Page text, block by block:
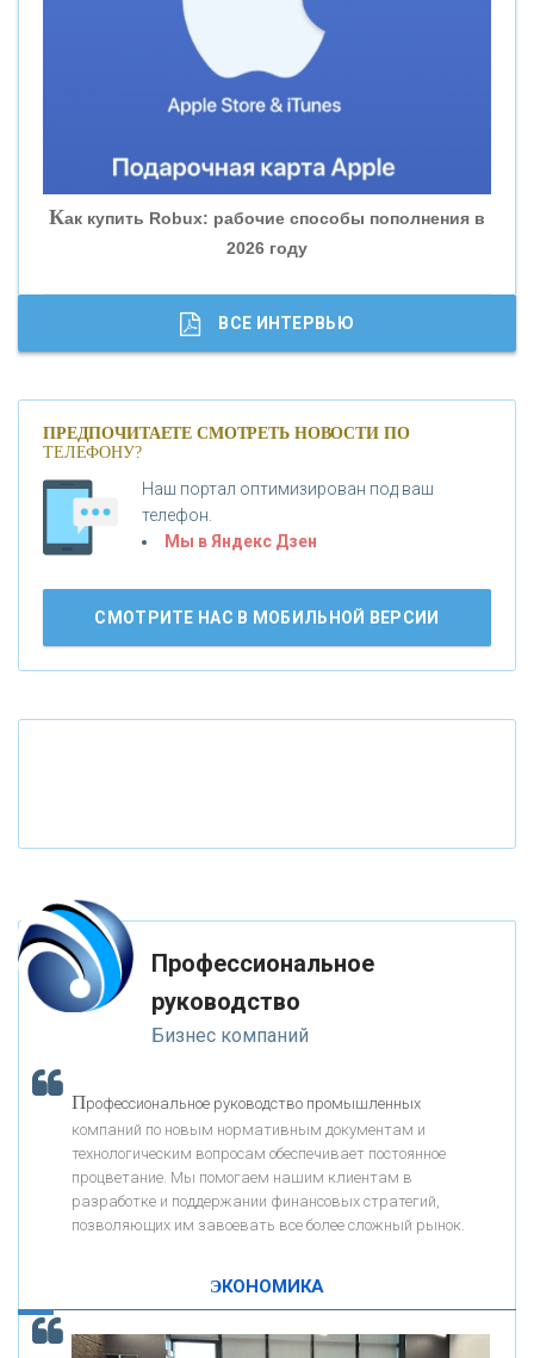
«БАНК ГЛОБЭКС»
«СОВКОМБАНК»
«ГАЗПРОМБАНК»
«МОСКОВСКИЙ КРЕДИТНЫЙ БАНК»
«БАНК ВОЗРОЖДЕНИЕ»
АО «КРЕДИТ ЕВРОПА БАНК»
«ФК ОТКРЫТИЕ»
«ЗАПСИБКОМБАНК»
«РОСЕВРОБАНК»
«ПРЕСС-СЛУЖБА ВТБ24»
«АВТОГРАДБАНК»
ОНАС
Как купить Robux: рабочие способы пополнения в
2026 году
Банки.ру обновил логотип впервые за 19 лет -
К ак Система быстрых платежей за пять лет
ВСЕ ИНТЕРВЬЮ
ПРЕДПОЧИТАЕТЕ СМОТРЕТЬ НОВОСТИ ПО
ТЕЛЕФОНУ?
Наш портал оптимизирован под ваш
телефон.
Мы в Яндекс Дзен
СМОТРИТЕ НАС В МОБИЛЬНОЙ ВЕРСИИ
Профессиональное
руководство
Бизнес компаний
Профессиональное руководство промышленных
компаний по новым нормативным документам и
технологическим вопросам обеспечивает постоянное
процветание. Мы помогаем нашим клиентам в
разработке и поддержании финансовых стратегий,
позволяющих им завоевать все более сложный рынок.
ЭКОНОМИКА